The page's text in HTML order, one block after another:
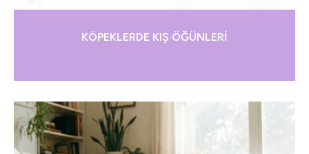
KÖPEKLERDE KIŞ ÖĞÜNLERİ